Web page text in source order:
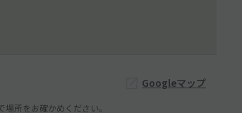
Googleマップ
所をお確かめください。